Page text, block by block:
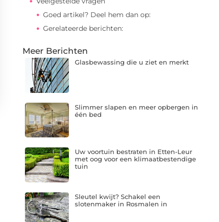
Goed artikel? Deel hem dan op:
Gerelateerde berichten:
Meer Berichten
Glasbewassing die u ziet en merkt
Slimmer slapen en meer opbergen in
één bed
Uw voortuin bestraten in Etten-Leur
met oog voor een klimaatbestendige
tuin
Sleutel kwijt? Schakel een
slotenmaker in Rosmalen in